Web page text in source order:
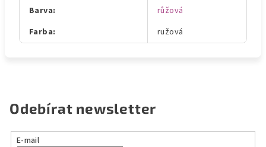
Barva:
růžová
Farba: ružová
Odebírat newsletter
E-mail